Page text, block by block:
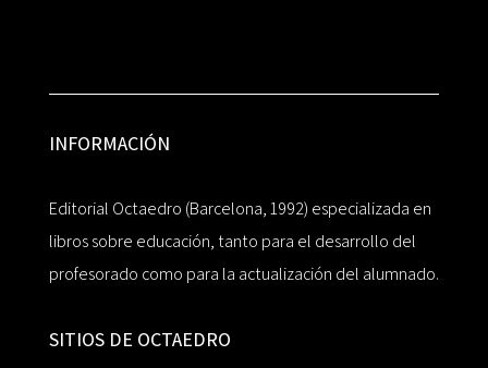
INFORMACIÓN
Editorial Octaedro (Barcelona, 1992) especializada en
libros sobre educación, tanto para el desarrollo del
profesorado como para la actualización del alumnado.
SITIOS DE OCTAEDRO